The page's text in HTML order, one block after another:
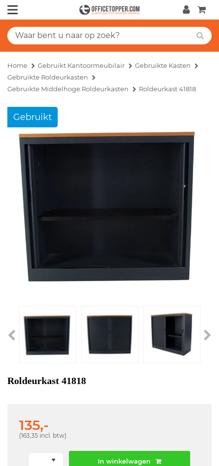
Home Gebruikt Kantoormeubilair
Gebruikte Kasten
Gebruikte Roldeurkasten
Gebruikte Middelhoge Roldeurkasten
Roldeurkast 41818
Gebruikt
Roldeurkast 41818
135,-
(163,35 incl. btw)
In winkelwagen